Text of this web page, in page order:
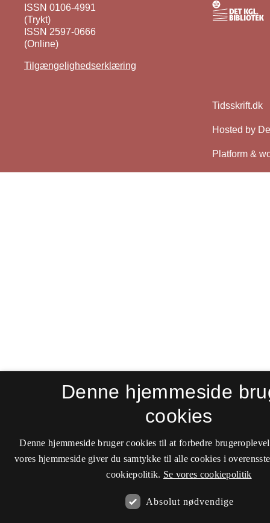
ISSN 0106-4991
(Trykt)
ISSN 2597-0666
(Online)
Tilgængelighedserklæring
Denne hjemmeside
cookies
Denne hjemmeside bruger cookies til at forbedre
vores hjemmeside giver du samtykke til alle cookies i
cookiepolitik. Se vores cookiepolitik
Absolut nødvendige